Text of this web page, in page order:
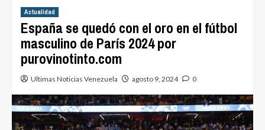
Actualidad
España se quedó con el oro en el fútbol
masculino de París 2024 por
purovinotinto.com
Ultimas Noticias Venezuela agosto 9, 2024 0